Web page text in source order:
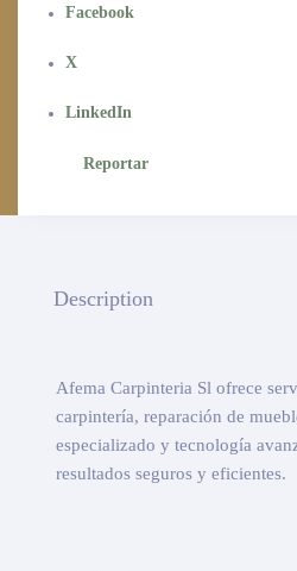
Facebook
X
LinkedIn
Reportar
Description
Afema Carpinteria Sl ofrece
carpintería, reparación de
especializado y tecnología
resultados seguros y eficientes.